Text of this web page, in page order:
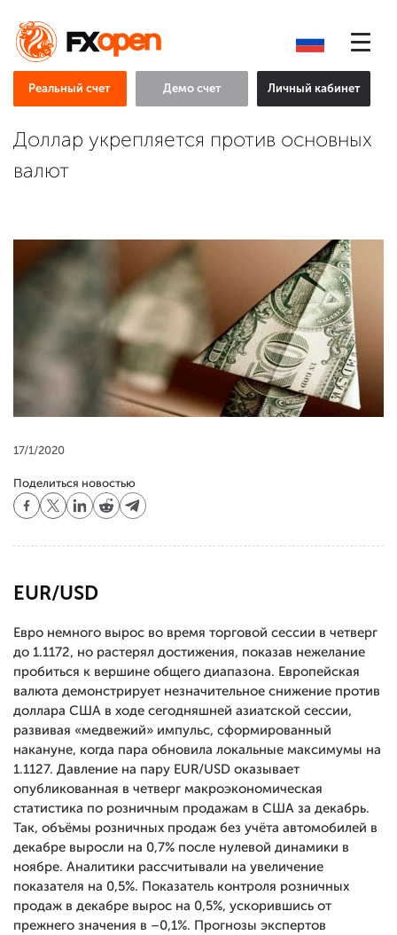
Реальный счет Демо счет Личный кабинет
Доллар укрепляется против основных
валют
17/1/2020
Поделиться новостью
EUR/USD
Евро немного вырос во время торговой сессии в четверг
до 1.1172, но растерял достижения, показав нежелание
пробиться к вершине общего диапазона. Европейская
валюта демонстрирует незначительное снижение против
доллара США в ходе сегодняшней азиатской сессии,
развивая «медвежий» импульс, сформированный
накануне, когда пара обновила локальные максимумы на
1.1127. Давление на пару EUR/USD оказывает
опубликованная в четверг макроэкономическая
статистика по розничным продажам в США за декабрь.
Так, объёмы розничных продаж без учёта автомобилей в
декабре выросли на 0,7% после нулевой динамики в
ноябре. Аналитики рассчитывали на увеличение
показателя на 0,5%. Показатель контроля розничных
продаж в декабре вырос на 0,5%, ускорившись от
прежнего значения в –0,1%. Прогнозы экспертов